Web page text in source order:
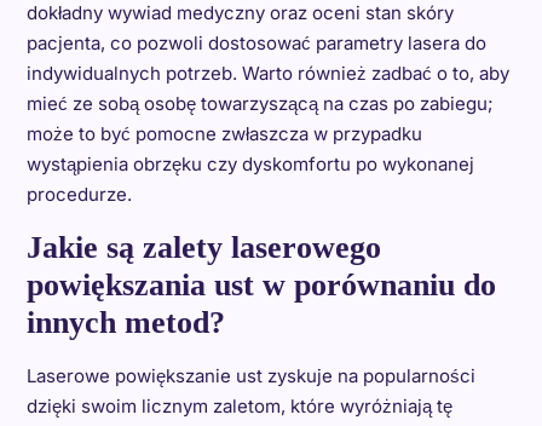
dokładny wywiad medyczny oraz oceni stan skóry
pacjenta, co pozwoli dostosować parametry lasera do
indywidualnych potrzeb. Warto również zadbać o to, aby
mieć ze sobą osobę towarzyszącą na czas po zabiegu;
może to być pomocne zwłaszcza w przypadku
wystąpienia obrzęku czy dyskomfortu po wykonanej
procedurze.
Jakie są zalety laserowego
powiększania ust w porównaniu do
innych metod?
Laserowe powiększanie ust zyskuje na popularności
dzięki swoim licznym zaletom, które wyróżniają tę